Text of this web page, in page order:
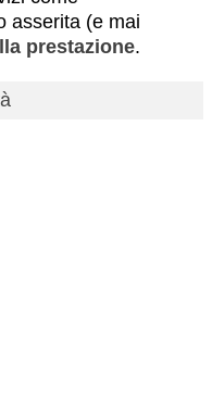
asserita (e mai
prestazione.